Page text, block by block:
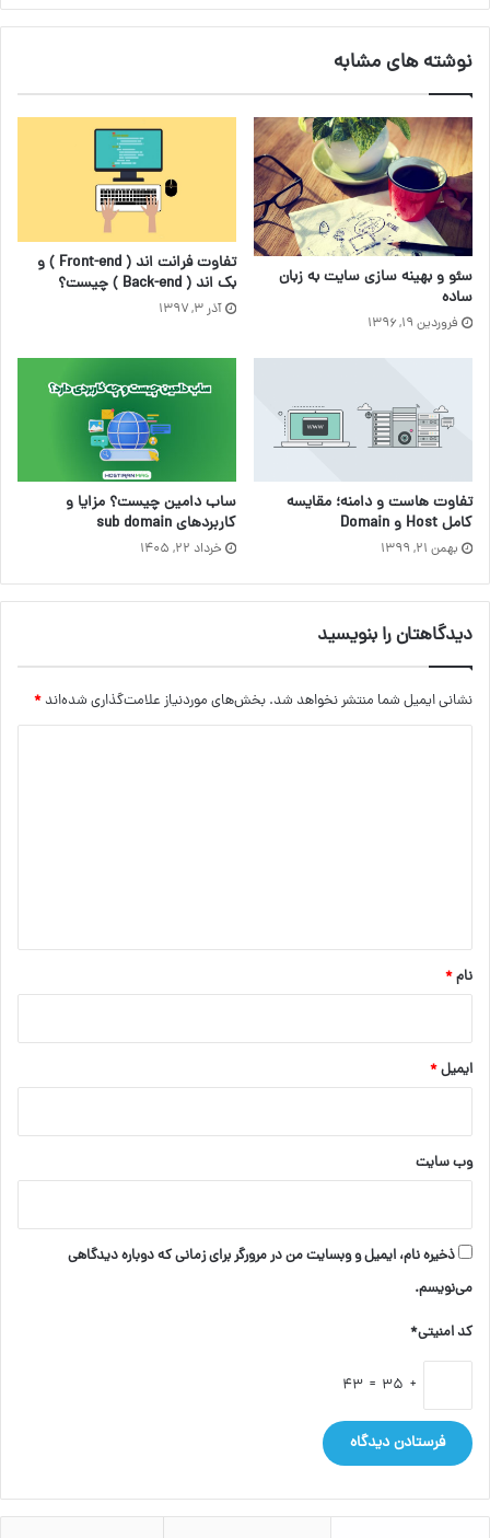
نوشته های مشابه
سئو و بهینه سازی سایت به زبان
ساده
فروردین ۱۹, ۱۳۹۶
تفاوت‌ فرانت اند ( Front-end ) و
بک اند ( Back-end ) چیست؟
آذر ۳, ۱۳۹۷
تفاوت هاست و دامنه؛ مقایسه
کامل Host و Domain
بهمن ۲۱, ۱۳۹۹
ساب دامین چیست؟ مزایا و
کاربردهای sub domain
خرداد ۲۲, ۱۴۰۵
دیدگاهتان را بنویسید
نشانی ایمیل شما منتشر نخواهد شد. بخش‌های موردنیاز علامت‌گذاری شده‌اند *
نام*
ایمیل*
وب‌ سایت
ذخیره نام، ایمیل و وبسایت من در مرورگر برای زمانی که دوباره دیدگاهی
می‌نویسم.
کد امنیتی*
+ 35 = 43